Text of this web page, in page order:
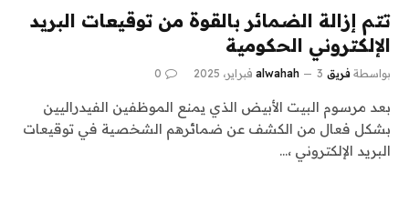
تتم إزالة الضمائر بالقوة من توقيعات البريد
الإلكتروني الحكومية
بواسطة فريق alwahah 3 فبراير، 2025 0
بعد مرسوم البيت الأبيض الذي يمنع الموظفين الفيدراليين
بشكل فعال من الكشف عن ضمائرهم الشخصية في توقيعات
البريد الإلكتروني ،…